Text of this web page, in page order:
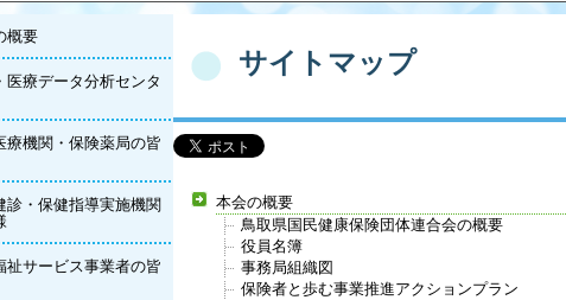
概要
医療データ分析センタ
療機関・保険薬局の皆
診・保健指導実施機関
祉サービス事業者の皆
サイトマップ
本会の概要
鳥取県国民健康保険団体連合会の概要
役員名簿
事務局組織図
保険者と歩む事業推進アクションプラン